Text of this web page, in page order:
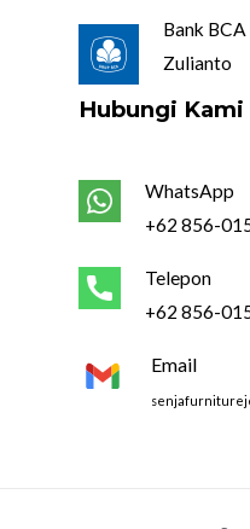
Bank
Zulianto
Hubungi Kami
WhatsApp
+62 856-
Telepon
+62 856-
Email